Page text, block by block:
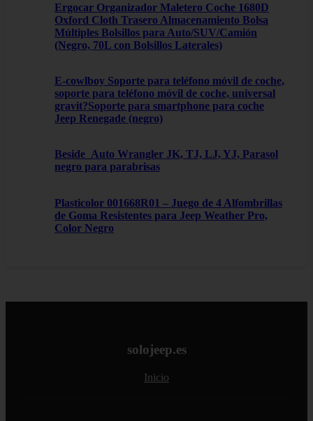
Ergocar Organizador Maletero Coche 1680D
Oxford Cloth Trasero Almacenamiento Bolsa
Múltiples Bolsillos para Auto/SUV/Camión
(Negro, 70L con Bolsillos Laterales)
E-cowlboy Soporte para teléfono móvil de coche,
soporte para teléfono móvil de coche, universal
gravit?Soporte para smartphone para coche
Jeep Renegade (negro)
Beside_Auto Wrangler JK, TJ, LJ, YJ, Parasol
negro para parabrisas
Plasticolor 001668R01 – Juego de 4 Alfombrillas
de Goma Resistentes para Jeep Weather Pro,
Color Negro
solojeep.es
Inicio